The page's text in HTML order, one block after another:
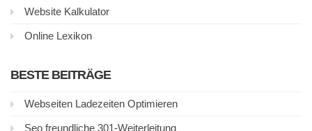
Website Kalkulator
Online Lexikon
BESTE BEITRÄGE
Webseiten Ladezeiten Optimieren
Seo freundliche 301-Weiterleitung